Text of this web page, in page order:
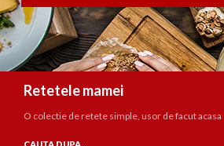
Retetele mamei
O colectie de retete simple, usor de facut acasa